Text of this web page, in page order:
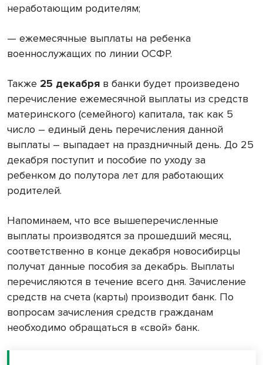
неработающим родителям;
— ежемесячные выплаты на ребенка
военнослужащих по линии ОСФР.
Также 25 декабря в банки будет произведено
перечисление ежемесячной выплаты из средств
материнского (семейного) капитала, так как 5
число – единый день перечисления данной
выплаты – выпадает на праздничный день. До 25
декабря поступит и пособие по уходу за
ребенком до полутора лет для работающих
родителей.
Напоминаем, что все вышеперечисленные
выплаты производятся за прошедший месяц,
соответственно в конце декабря новосибирцы
получат данные пособия за декабрь. Выплаты
перечисляются в течение всего дня. Зачисление
средств на счета (карты) производит банк. По
вопросам зачисления средств гражданам
необходимо обращаться в «свой» банк.